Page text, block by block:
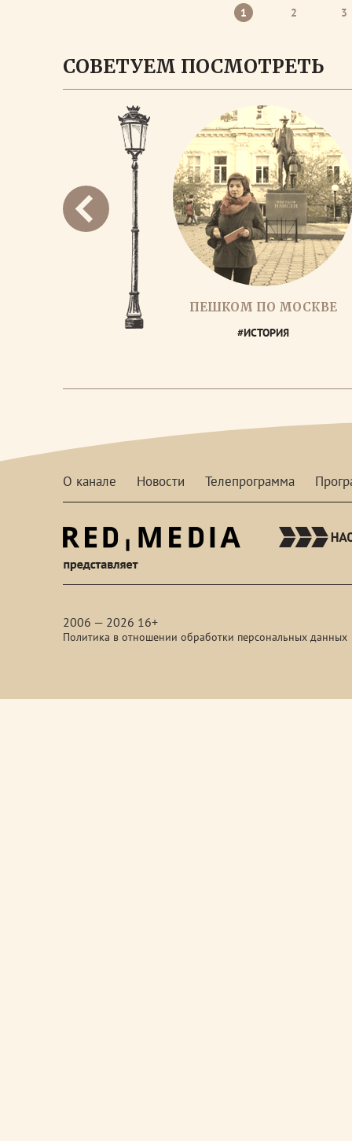
1 2 3
СОВЕТУЕМ ПОСМОТРЕТЬ
ПЕШКОМ ПО МОСКВЕ
#ИСТОРИЯ
О канале Новости Телепрограмма
2006 — 2026 16+
Политика в отношении обработки персональных данных